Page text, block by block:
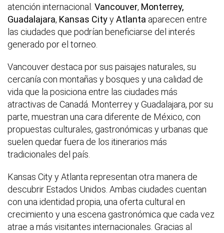
atención internacional. Vancouver, Monterrey,
Guadalajara, Kansas CityyAtlanta aparecen entre
las ciudades que podrían beneficiarse del interés
generado por el torneo.
Vancouver destaca por sus paisajes naturales, su
cercanía con montañas y bosques y una calidad de
vida que la posiciona entre las ciudades más
atractivas de Canadá. Monterrey y Guadalajara, por su
parte, muestran una cara diferente de México, con
propuestas culturales, gastronómicas y urbanas que
suelen quedar fuera de los itinerarios más
tradicionales del país.
Kansas City y Atlanta representan otra manera de
descubrir Estados Unidos. Ambas ciudades cuentan
con una identidad propia, una oferta cultural en
crecimiento y una escena gastronómica que cada vez
atrae a más visitantes internacionales. Gracias al